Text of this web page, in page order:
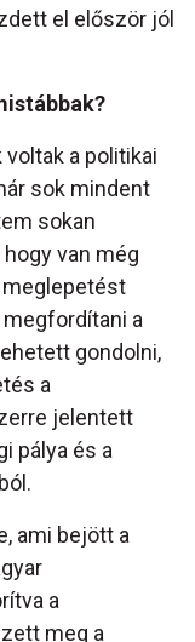
el először jól
a politikai
sok mindent
sokan
van még
meglepetést
a
gondolni,
a
jelentett
pálya és a
ami bejött a
a
meg a